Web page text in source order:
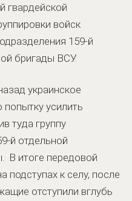
гвардейской
войск
159-й
бригады ВСУ.
украинское
усилить
туда группу
й отдельной
В итоге передовой
подступах к селу, после
отступили вглубь